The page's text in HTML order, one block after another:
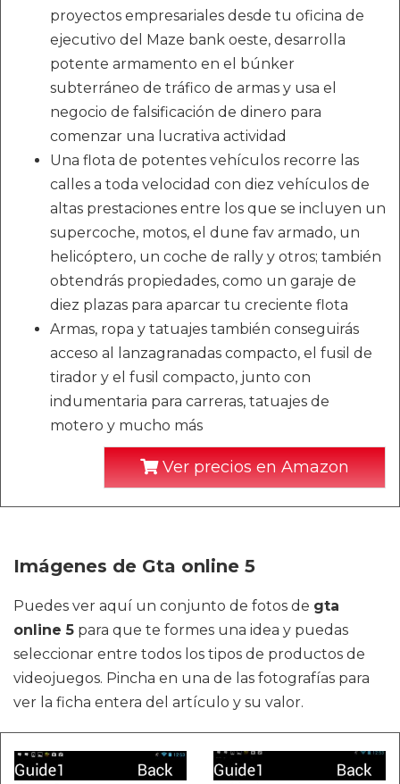
proyectos empresariales desde tu oficina de
ejecutivo del Maze bank oeste, desarrolla
potente armamento en el búnker
subterráneo de tráfico de armas y usa el
negocio de falsificación de dinero para
comenzar una lucrativa actividad
Una flota de potentes vehículos recorre las
calles a toda velocidad con diez vehículos de
altas prestaciones entre los que se incluyen un
supercoche, motos, el dune fav armado, un
helicóptero, un coche de rally y otros; también
obtendrás propiedades, como un garaje de
diez plazas para aparcar tu creciente flota
Armas, ropa y tatuajes también conseguirás
acceso al lanzagranadas compacto, el fusil de
tirador y el fusil compacto, junto con
indumentaria para carreras, tatuajes de
motero y mucho más
Ver precios en Amazon
Imágenes de Gta online 5
Puedes ver aquí un conjunto de fotos de gta
online 5 para que te formes una idea y puedas
seleccionar entre todos los tipos de productos de
videojuegos. Pincha en una de las fotografías para
ver la ficha entera del artículo y su valor.